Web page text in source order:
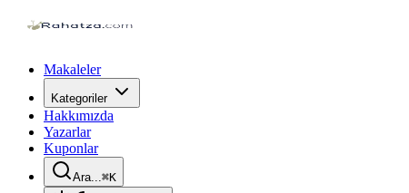
Makaleler
Kategoriler
Hakkımızda
Yazarlar
Kuponlar
Ara...⌘K